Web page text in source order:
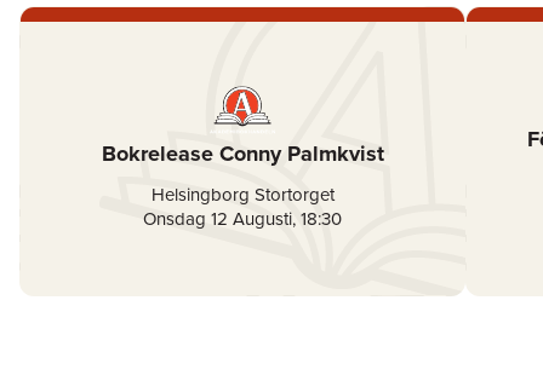
Bokrelease Conny Palmkvist
Helsingborg Stortorget
Onsdag 12 Augusti,18:30